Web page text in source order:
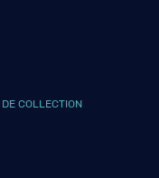
COLLECTION